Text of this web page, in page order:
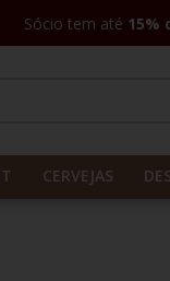
Sócio tem até 15%
CERVEJAS